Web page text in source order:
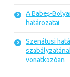
A Babeș-
határozatai
Szenátusi
vonatkozóan